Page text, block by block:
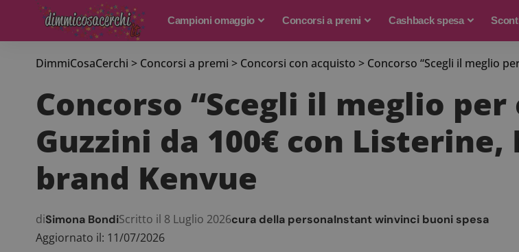
Campioni omaggio Concorsi a premi Cashback spesa
DimmiCosaCerchi > Concorsi a premi > Concorsi con acquisto > Concorso “Scegli il meglio per
Concorso “Scegli il meglio
Guzzini da 100€ con
brand Kenvue
Aggiornato il: 11/07/2026
diSimona BondiScritto il 8 Luglio 2026cura della personaInstant winvinci buoni spesa